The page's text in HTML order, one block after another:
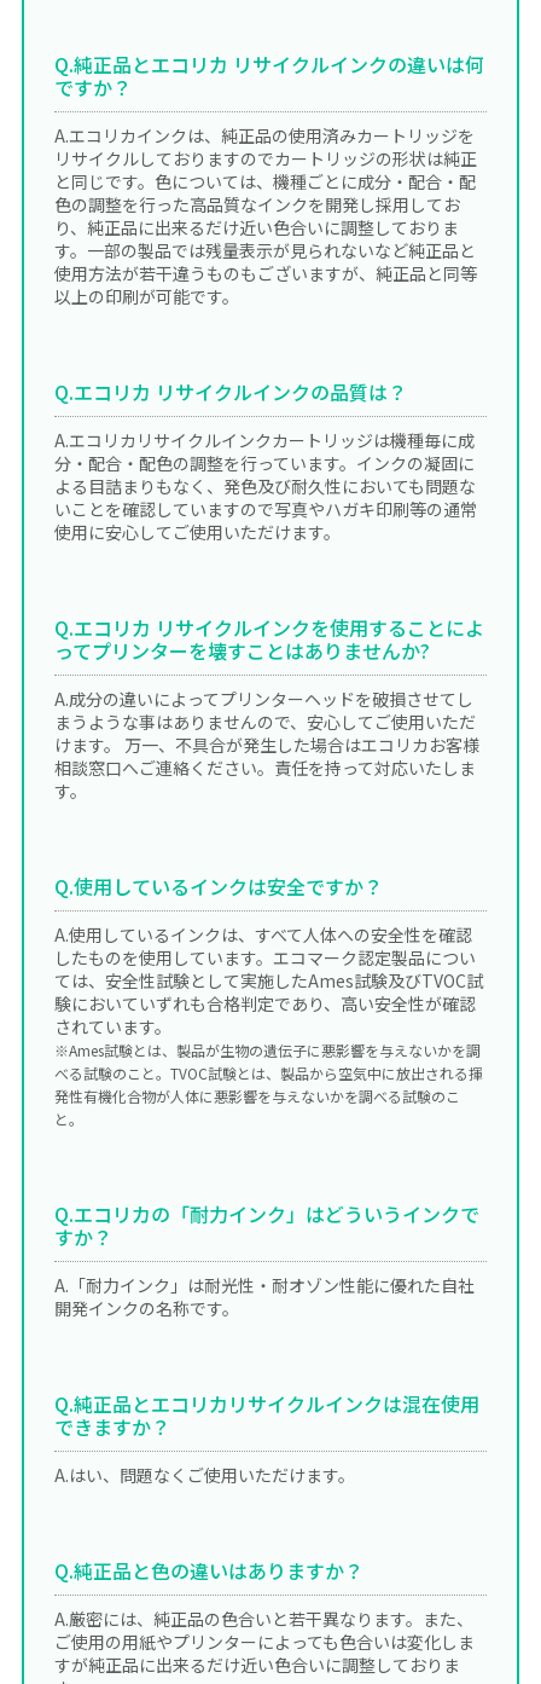
Q.純正品とエコリカ リサイクルインクの違いは何
ですか？
A.エコリカインクは、純正品の使用済みカートリッジを
リサイクルしておりますのでカートリッジの形状は純正
と同じです。色については、機種ごとに成分・配合・配
色の調整を行った高品質なインクを開発し採用してお
り、純正品に出来るだけ近い色合いに調整しておりま
す。一部の製品では残量表示が見られないなど純正品と
使用方法が若干違うものもございますが、純正品と同等
以上の印刷が可能です。
Q.エコリカ リサイクルインクの品質は？
A.エコリカリサイクルインクカートリッジは機種毎に成
分・配合・配色の調整を行っています。インクの凝固に
よる目詰まりもなく、発色及び耐久性においても問題な
いことを確認していますので写真やハガキ印刷等の通常
使用に安心してご使用いただけます。
Q.エコリカ リサイクルインクを使用することによ
ってプリンターを壊すことはありませんか?
A.成分の違いによってプリンターヘッドを破損させてし
まうような事はありませんので、安心してご使用いただ
けます。 万一、不具合が発生した場合はエコリカお客様
相談窓口へご連絡ください。責任を持って対応いたしま
す。
Q.使用しているインクは安全ですか？
A.使用しているインクは、すべて人体への安全性を確認
したものを使用しています。エコマーク認定製品につい
ては、安全性試験として実施したAmes試験及びTVOC試
験においていずれも合格判定であり、高い安全性が確認
されています。
※Ames試験とは、製品が生物の遺伝子に悪影響を与えないかを調
べる試験のこと。TVOC試験とは、製品から空気中に放出される揮
発性有機化合物が人体に悪影響を与えないかを調べる試験のこ
と。
Q.エコリカの「耐力インク」はどういうインクで
すか？
A.「耐力インク」は耐光性・耐オゾン性能に優れた自社
開発インクの名称です。
Q.純正品とエコリカリサイクルインクは混在使用
できますか？
A.はい、問題なくご使用いただけます。
Q.純正品と色の違いはありますか？
A.厳密には、純正品の色合いと若干異なります。また、
ご使用の用紙やプリンターによっても色合いは変化しま
すが純正品に出来るだけ近い色合いに調整しておりま